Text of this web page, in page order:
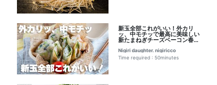
新玉全部これがいい！外カリ
ッ、中モチッで最高に美味しい
新たまねぎチーズベーコン春巻
nigiriccoのレシピ書き起こし
Nigiri daughter. nigiricco
Time required : 50minutes